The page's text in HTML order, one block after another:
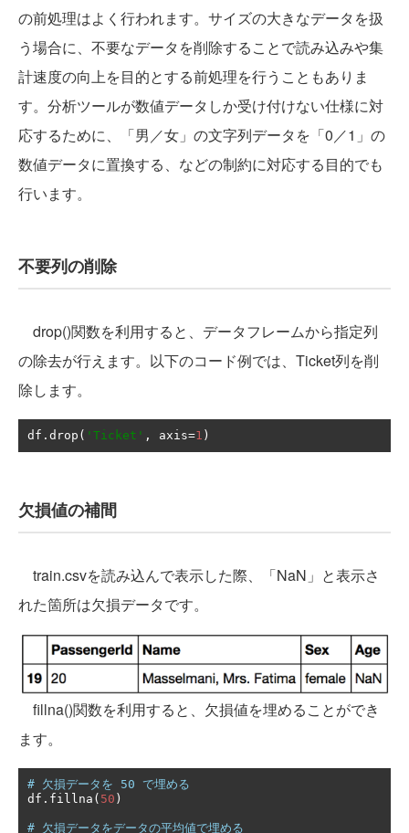
の前処理はよく行われます。サイズの大きなデータを扱
う場合に、不要なデータを削除することで読み込みや集
計速度の向上を目的とする前処理を行うこともありま
す。分析ツールが数値データしか受け付けない仕様に対
応するために、「男／女」の文字列データを「0／1」の
数値データに置換する、などの制約に対応する目的でも
行います。
不要列の削除
drop()関数を利用すると、データフレームから指定列
の除去が行えます。以下のコード例では、Ticket列を削
除します。
df . drop ( 'Ticket' , axis=1 )
欠損値の補間
train.csvを読み込んで表示した際、「NaN」と表示さ
れた箇所は欠損データです。
fillna()関数を利用すると、欠損値を埋めることができ
ます。
# 欠損データを 50 で埋める
df . fillna ( 50 )
# 欠損データをデータの平均値で埋める